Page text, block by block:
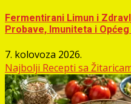
Fermentirani Limun i
Probave, Imuniteta i
7. kolovoza 2026.
Najbolji Recepti sa